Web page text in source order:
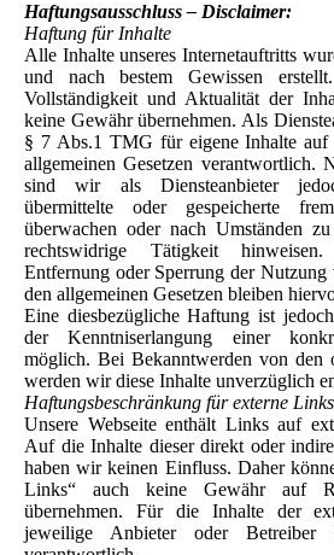
Haftungsausschluss – Disclaimer:
Haftung für Inhalte
Alle Inhalte unseres Internetauftritts
und nach bestem Gewissen
Vollständigkeit und Aktualität der
keine Gewähr übernehmen. Als
§ 7 Abs.1 TMG für eigene Inhalte auf
allgemeinen Gesetzen
sind wir als Diensteanbieter
übermittelte oder gespeicherte
überwachen oder nach Umständen
rechtswidrige Tätigkeit
Entfernung oder Sperrung der
den allgemeinen Gesetzen bleiben
Eine diesbezügliche Haftung ist
der Kenntniserlangung einer
möglich. Bei Bekanntwerden von den
werden wir diese Inhalte unverzüglich
Haftungsbeschränkung für externe Links
Unsere Webseite enthält Links auf
Auf die Inhalte dieser direkt oder
haben wir keinen Einfluss. Daher
Links“ auch keine Gewähr auf
übernehmen. Für die Inhalte der
jeweilige Anbieter oder Betreiber